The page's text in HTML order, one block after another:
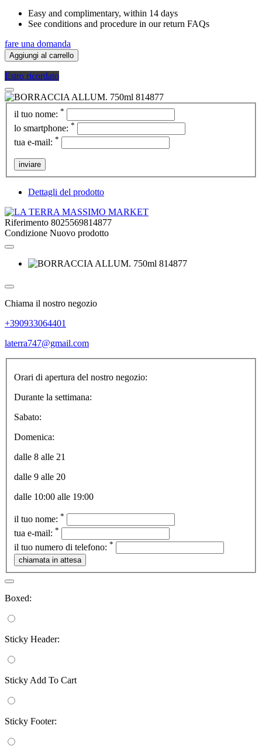
Easy and complimentary, within 14 days
See conditions and procedure in our return FAQs
fare una domanda
Aggiungi al carrello
Estro ricordato
il tuo nome: *
lo smartphone: *
tua e-mail: *
inviare
Dettagli del prodotto
Riferimento 8025569814877
Condizione Nuovo prodotto
Chiama il nostro negozio
+390933064401
laterra747@gmail.com
Orari di apertura del nostro negozio:
Durante la settimana:
Sabato:
Domenica:
dalle 8 alle 21
dalle 9 alle 20
dalle 10:00 alle 19:00
il tuo nome: *
tua e-mail: *
il tuo numero di telefono: *
Boxed:
Sticky Header:
Sticky Add To Cart
Sticky Footer: